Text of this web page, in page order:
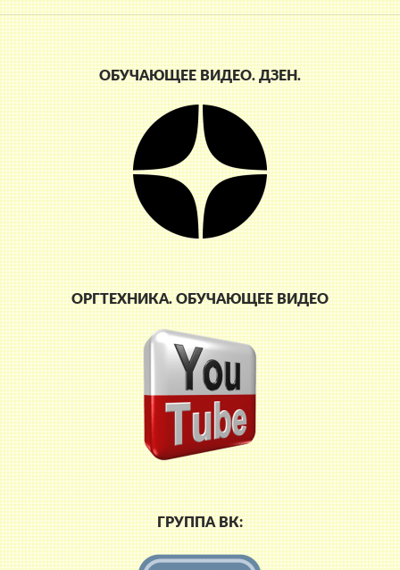
ОБУЧАЮЩЕЕ ВИДЕО. ДЗЕН.
ОРГТЕХНИКА. ОБУЧАЮЩЕЕ ВИДЕО
ГРУППА ВК: